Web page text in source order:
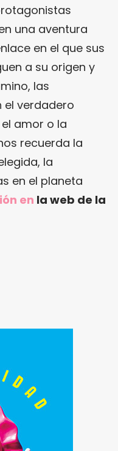
una aventura
en el que sus
a su origen y
las
verdadero
amor o la
recuerda la
la
en el planeta
en la web de la